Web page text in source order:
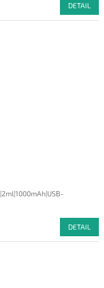
DETAIL
|2ml|1000mAh|USB-
DETAIL